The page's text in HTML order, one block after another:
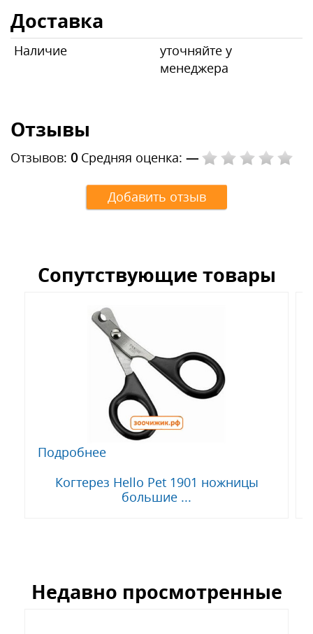
Доставка
Наличие
уточняйте у
менеджера
Отзывы
Отзывов: 0 Средняя оценка: —
Добавить отзыв
Сопутствующие товары
Подробнее
Когтерез Hello Pet 1901 ножницы
большие ...
Недавно просмотренные